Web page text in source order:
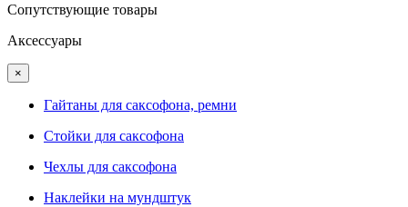
Сопутствующие товары
Аксессуары
×
Гайтаны для саксофона, ремни
Стойки для саксофона
Чехлы для саксофона
Наклейки на мундштук